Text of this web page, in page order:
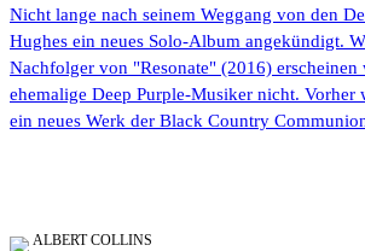
Nicht lange nach seinem Weggang von den
Hughes ein neues Solo-Album angekündigt.
Nachfolger von "Resonate" (2016)
ehemalige Deep Purple-Musiker nicht. Vorher
ein neues Werk der Black Country
ALBERT COLLINS